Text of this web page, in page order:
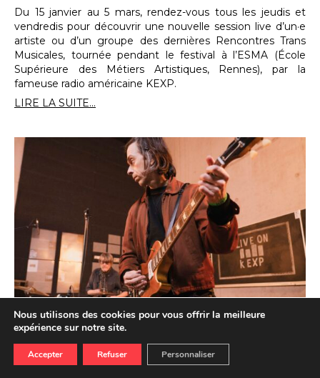
Du 15 janvier au 5 mars, rendez-vous tous les jeudis et
vendredis pour découvrir une nouvelle session live d’un·e
artiste ou d’un groupe des dernières Rencontres Trans
Musicales, tournée pendant le festival à l’ESMA (École
Supérieure des Métiers Artistiques, Rennes), par la
fameuse radio américaine KEXP.
LIRE LA SUITE...
#Trans2025 : Little Barrie & Malcolm
Catto en session KEXP
16.01.2026 ECOUTER REGARDER
Nous utilisons des cookies pour vous offrir la meilleure
expérience sur notre site.
Accepter Refuser Personnaliser